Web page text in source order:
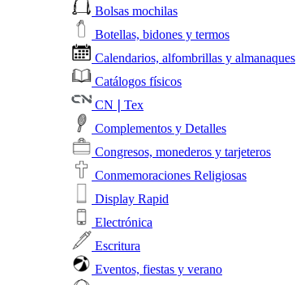
Bolsas mochilas
Botellas, bidones y termos
Calendarios, alfombrillas y almanaques
Catálogos físicos
CN❘Tex
Complementos y Detalles
Congresos, monederos y tarjeteros
Conmemoraciones Religiosas
Display Rapid
Electrónica
Escritura
Eventos, fiestas y verano